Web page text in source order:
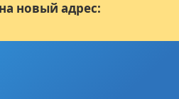
новый адрес: